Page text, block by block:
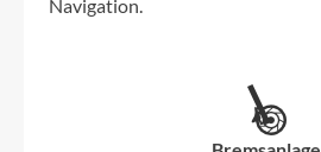
Navigation.